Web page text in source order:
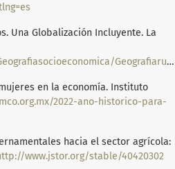
Una Globalización Incluyente. La
Geografiarural/05.pdf
en la economía. Instituto
2022-ano-historico-para-
hacia el sector agrícola:
www.jstor.org/stable/40420302